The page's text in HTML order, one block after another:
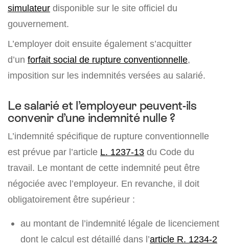
simulateur disponible sur le site officiel du
gouvernement.
L’employer doit ensuite également s’acquitter
d’un forfait social de rupture conventionnelle,
imposition sur les indemnités versées au salarié.
Le salarié et l’employeur peuvent-ils
convenir d’une indemnité nulle ?
L’indemnité spécifique de rupture conventionnelle
est prévue par l’article L. 1237-13 du Code du
travail. Le montant de cette indemnité peut être
négociée avec l’employeur. En revanche, il doit
obligatoirement être supérieur :
au montant de l’indemnité légale de licenciement
dont le calcul est détaillé dans l’article R. 1234-2